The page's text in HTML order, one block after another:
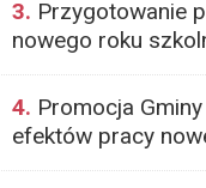
3. Przygotowanie
nowego roku
4. Promocja
efektów pracy